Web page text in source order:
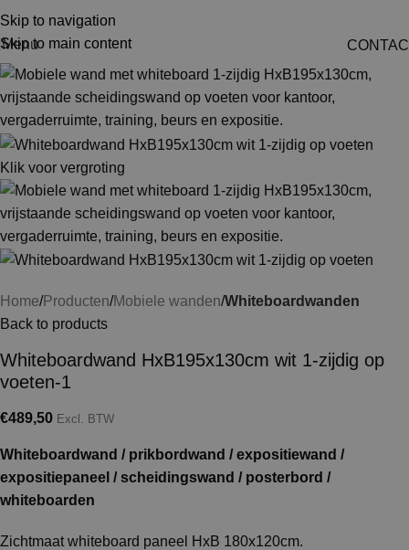
Skip to navigation
Skip to main content
Menu
Klik voor vergroting
Home Producten Mobiele wanden Whiteboardwanden
Back to products
Whiteboardwand HxB195x130cm wit 1-zijdig op
voeten-1
€489,50 Excl. BTW
Whiteboardwand / prikbordwand / expositiewand /
expositiepaneel / scheidingswand / posterbord /
whiteboarden
Zichtmaat whiteboard paneel HxB 180x120cm.